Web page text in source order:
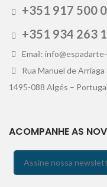
+351 917 500
+351 934 263
Email:
Rua Manuel de Arriaga
1495-088 Algés – Portugal
ACOMPANHE AS